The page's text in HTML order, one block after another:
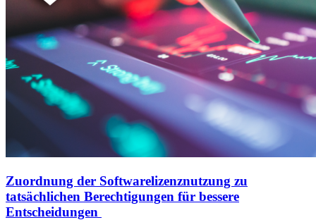
Zuordnung der Softwarelizenznutzung zu
tatsächlichen Berechtigungen für bessere
Entscheidungen